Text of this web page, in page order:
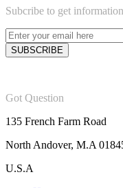
Subcribe to get
Got Question
135 French Farm Road
North Andover, M.A
U.S.A